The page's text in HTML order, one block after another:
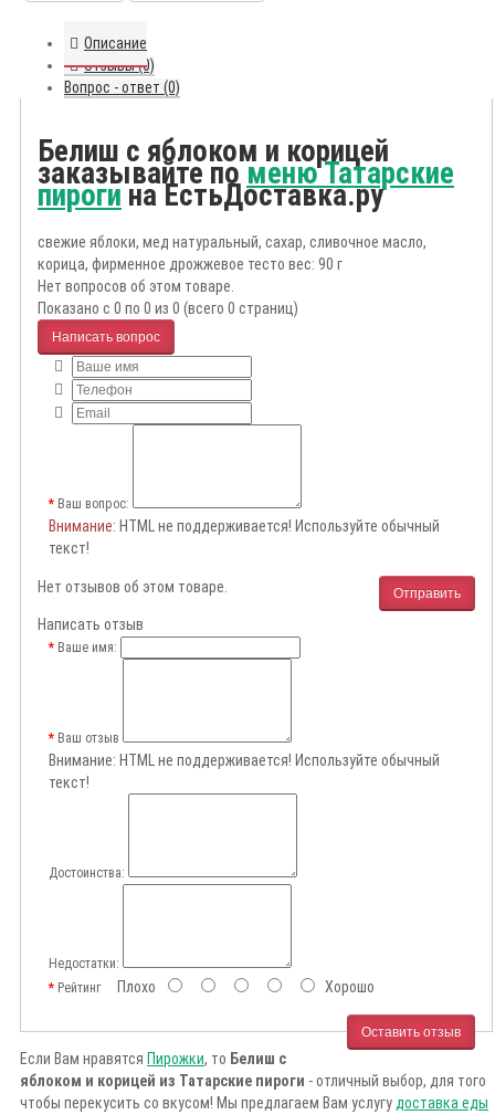
Описание
Отзывы (0)
Вопрос - ответ (0)
Белиш с яблоком и корицей
заказывайте поменю Татарские
пирогина ЕстьДоставка.ру
свежие яблоки, мед натуральный, сахар, сливочное масло,
корица, фирменное дрожжевое тесто вес: 90 г
Нет вопросов об этом товаре.
Показано с 0 по 0 из 0 (всего 0 страниц)
Написать вопрос
Ваш вопрос:
Внимание: HTML не поддерживается! Используйте обычный
текст!
Отправить
Нет отзывов об этом товаре.
Написать отзыв
Ваше имя:
Ваш отзыв
Внимание: HTML не поддерживается! Используйте обычный
текст!
Достоинства:
Недостатки:
РейтингПлохо Хорошо
Оставить отзыв
Если Вам нравятся Пирожки, то Белиш с
яблоком и корицей из Татарские пироги - отличный выбор, для того
чтобы перекусить со вкусом! Мы предлагаем Вам услугу доставка еды